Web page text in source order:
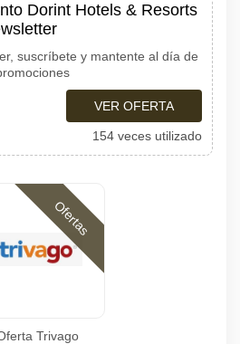
Dorint Hotels & Resorts
suscríbete y mantente al día de
VER OFERTA
154 veces utilizado
Ofertas
Trivago